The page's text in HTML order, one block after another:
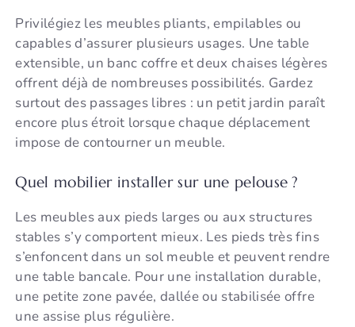
Privilégiez les meubles pliants, empilables ou
capables d’assurer plusieurs usages. Une table
extensible, un banc coffre et deux chaises légères
offrent déjà de nombreuses possibilités. Gardez
surtout des passages libres : un petit jardin paraît
encore plus étroit lorsque chaque déplacement
impose de contourner un meuble.
Quel mobilier installer sur une pelouse ?
Les meubles aux pieds larges ou aux structures
stables s’y comportent mieux. Les pieds très fins
s’enfoncent dans un sol meuble et peuvent rendre
une table bancale. Pour une installation durable,
une petite zone pavée, dallée ou stabilisée offre
une assise plus régulière.